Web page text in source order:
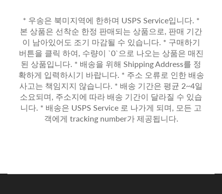
* 우송은 북미지역에 한하며 USPS Service입니다. *
본 상품은 선착순 한정 판매되는 상품으로, 판매 기간
이 남아있어도 조기 마감될 수 있습니다. * 구매하기
버튼을 클릭 하여, 수량이 `0`으로 나오는 상품은 매진
된 상품입니다. * 배송을 위해 Shipping Address를 정
확하게 입력하시기 바랍니다. * 주소 오류로 인한 배송
사고는 책임지지 않습니다. * 배송 기간은 평균 2~4일
소요되며, 주소지에 따라 배송 기간이 달라질 수 있습
니다. * 배송은 USPS Service 로 나가게 되며, 모든 고
객에게 tracking number가 제공됩니다.